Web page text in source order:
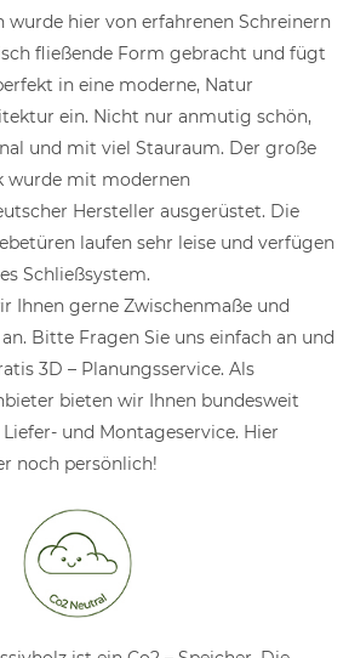
wurde hier von erfahrenen Schreinern
fließende Form gebracht und fügt
in eine moderne, Natur
ein. Nicht nur anmutig schön,
und mit viel Stauraum. Der große
wurde mit modernen
Hersteller ausgerüstet. Die
laufen sehr leise und verfügen
Schließsystem.
Ihnen gerne Zwischenmaße und
Bitte Fragen Sie uns einfach an und
3D – Planungsservice. Als
bieten wir Ihnen bundesweit
und Montageservice. Hier
noch persönlich!